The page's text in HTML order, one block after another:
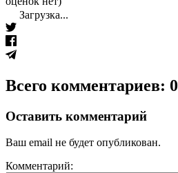
Загрузка...
Всего комментариев: 0
Оставить комментарий
Ваш email не будет опубликован.
Комментарий: